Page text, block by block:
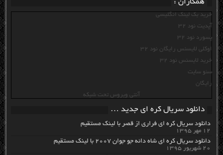
همکاران :
خرید بک لینک انگلیسی
آپدیت نود 32
پسورد نود 32
اوکلی لایسنس رایگان نود 32
خرید لایسنس نود 32
سئو سایت
رایگان
آنتی ویروس تحت شبکه
دانلود سریال کره ای جدید …
دانلود سریال کره ای فراری از قصر با لینک مستقیم
۱۲ مهر ۱۳۹۵
دانلود سریال کره ای شاه دائه جو جوان ۲۰۰۷ با لینک مستقیم
۲۰ شهریور ۱۳۹۵